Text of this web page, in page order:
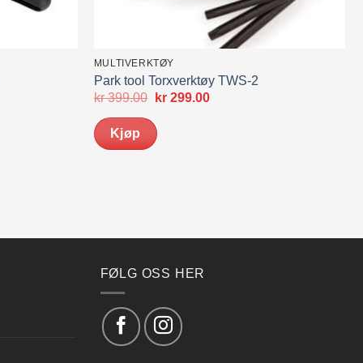
MULTIVERKTØY
Park tool Torxverktøy TWS-2
kr399.00
Opprinnelig
var:
kr 399.00.
kr299.00Nåværende
Kjøp
FØLG OSS HER